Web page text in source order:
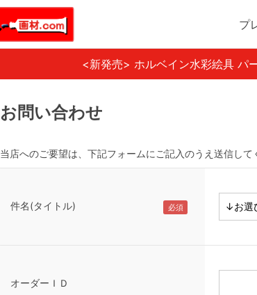
プ
<新発売> ホルベイン水彩絵具
お問い合わせ
当店へのご要望は、下記フォームにご記入のうえ送信して
件名(タイトル)
オーダーＩＤ